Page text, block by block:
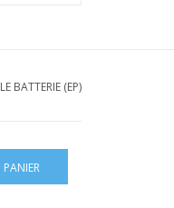
BATTERIE (EP)